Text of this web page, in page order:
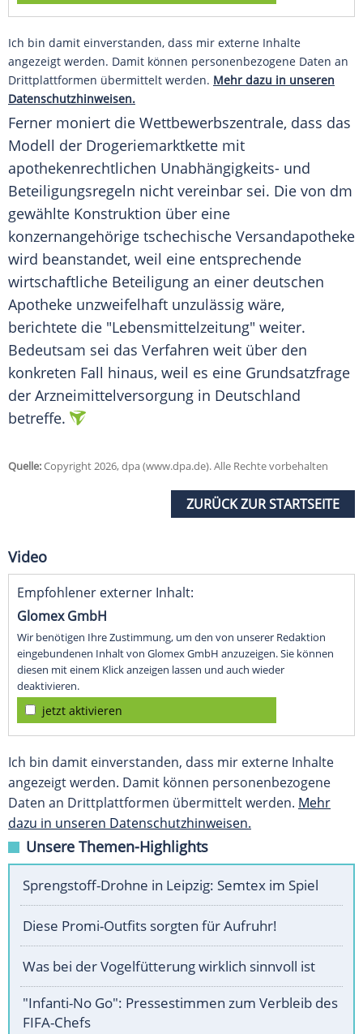
Ich bin damit einverstanden, dass mir externe Inhalte
angezeigt werden. Damit können personenbezogene Daten an
Drittplattformen übermittelt werden. Mehr dazu in unseren
Datenschutzhinweisen.
Ferner moniert die Wettbewerbszentrale, dass das
Modell der Drogeriemarktkette mit
apothekenrechtlichen Unabhängigkeits- und
Beteiligungsregeln nicht vereinbar sei. Die von dm
gewählte Konstruktion über eine
konzernangehörige tschechische Versandapotheke
wird beanstandet, weil eine entsprechende
wirtschaftliche Beteiligung an einer deutschen
Apotheke unzweifelhaft unzulässig wäre,
berichtete die "Lebensmittelzeitung" weiter.
Bedeutsam sei das Verfahren weit über den
konkreten Fall hinaus, weil es eine Grundsatzfrage
der Arzneimittelversorgung in Deutschland
betreffe.
Quelle:Copyright 2026, dpa (www.dpa.de). Alle Rechte vorbehalten
ZURÜCK ZUR STARTSEITE
Video
Empfohlener externer Inhalt:
Glomex GmbH
Wir benötigen Ihre Zustimmung, um den von unserer Redaktion
eingebundenen Inhalt von Glomex GmbH anzuzeigen. Sie können
diesen mit einem Klick anzeigen lassen und auch wieder
deaktivieren.
jetzt aktivieren
Ich bin damit einverstanden, dass mir externe Inhalte
angezeigt werden. Damit können personenbezogene
Daten an Drittplattformen übermittelt werden. Mehr
dazu in unseren Datenschutzhinweisen.
Unsere Themen-Highlights
Sprengstoff-Drohne in Leipzig: Semtex im Spiel
Diese Promi-Outfits sorgten für Aufruhr!
Was bei der Vogelfütterung wirklich sinnvoll ist
"Infanti-No Go": Pressestimmen zum Verbleib des
FIFA-Chefs